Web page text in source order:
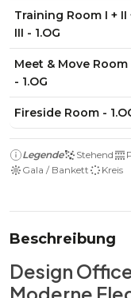
Training Room I + II
III - 1.OG
Meet & Move Room
- 1.OG
Fireside Room -
Legende Stehend
Gala / Bankett
Kreis
Beschreibung
Design